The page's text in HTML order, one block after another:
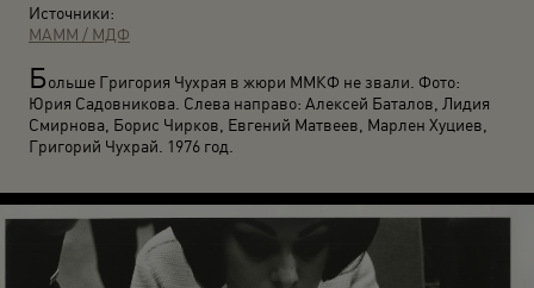
Источники:
МАММ / МДФ
Больше Григория Чухрая в жюри ММКФ не звали. Фото:
Юрия Садовникова. Слева направо: Алексей Баталов, Лидия
Смирнова, Борис Чирков, Евгений Матвеев, Марлен Хуциев,
Григорий Чухрай. 1976 год.